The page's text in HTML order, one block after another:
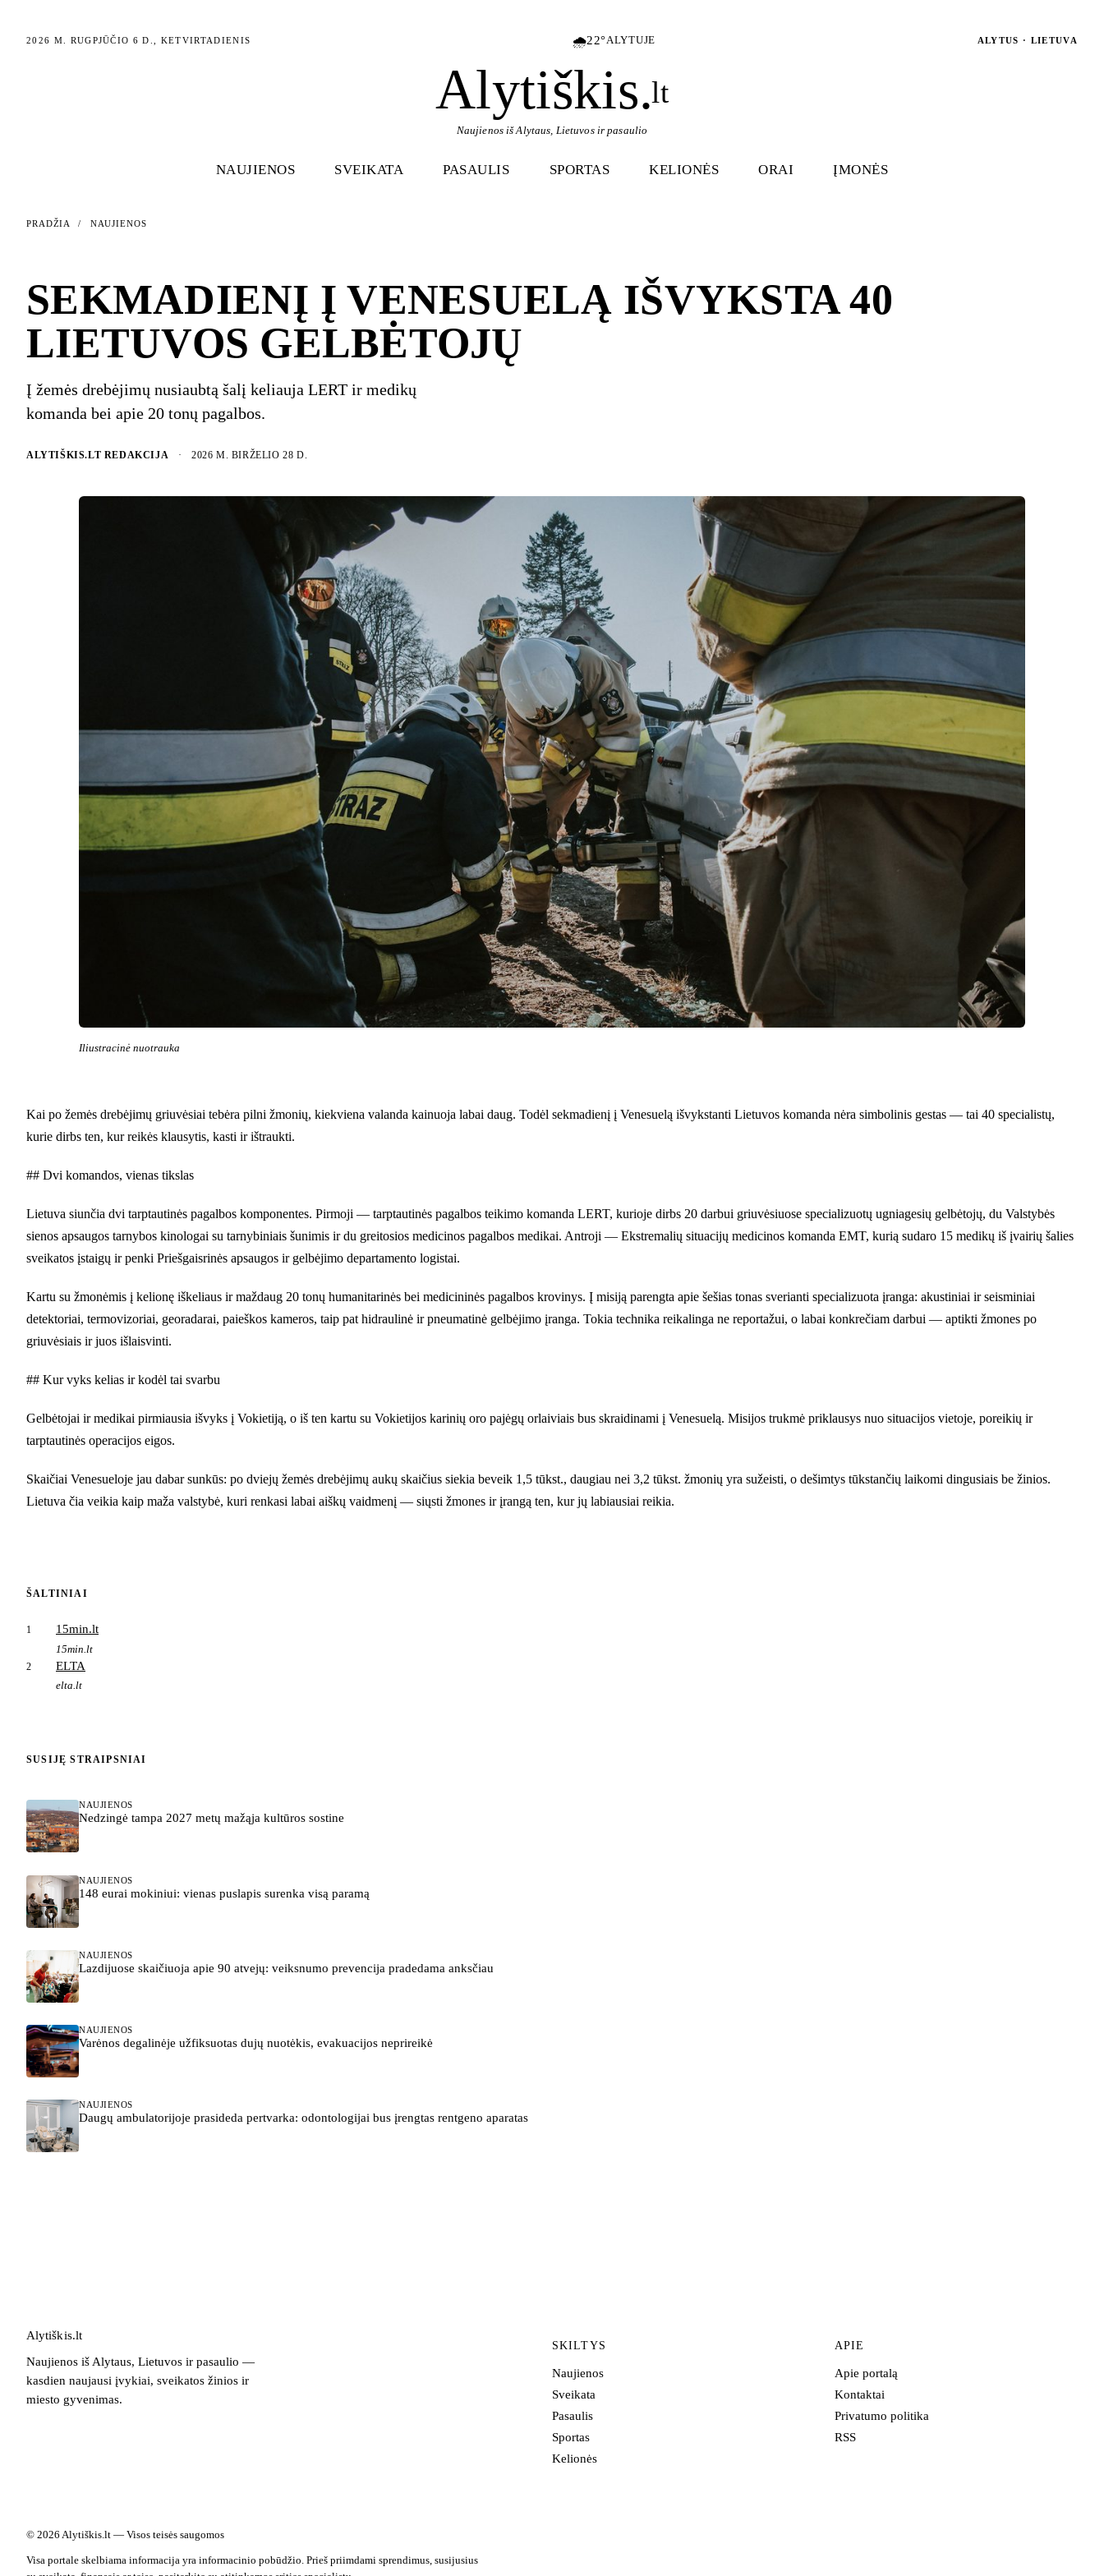
2026 M. RUGPJŪČIO 6 D., KETVIRTADIENIS 🌧️22°ALYTUJE ALYTUS · LIETUVA
Alytiškis.lt
Naujienos iš Alytaus, Lietuvos ir pasaulio
NAUJIENOS SVEIKATA PASAULIS SPORTAS KELIONĖS ORAI ĮMONĖS
PRADŽIA / NAUJIENOS
SEKMADIENĮ Į VENESUELĄ IŠVYKSTA 40
LIETUVOS GELBĖTOJŲ
Į žemės drebėjimų nusiaubtą šalį keliauja LERT ir medikų
komanda bei apie 20 tonų pagalbos.
ALYTIŠKIS.LT REDAKCIJA · 2026 M. BIRŽELIO 28 D.
Iliustracinė nuotrauka
Kai po žemės drebėjimų griuvėsiai tebėra pilni žmonių, kiekviena valanda kainuoja labai daug. Todėl sekmadienį į Venesuelą išvykstanti Lietuvos komanda nėra simbolinis gestas — tai 40 specialistų,
kurie dirbs ten, kur reikės klausytis, kasti ir ištraukti.
## Dvi komandos, vienas tikslas
Lietuva siunčia dvi tarptautinės pagalbos komponentes. Pirmoji — tarptautinės pagalbos teikimo komanda LERT, kurioje dirbs 20 darbui griuvėsiuose specializuotų ugniagesių gelbėtojų, du Valstybės
sienos apsaugos tarnybos kinologai su tarnybiniais šunimis ir du greitosios medicinos pagalbos medikai. Antroji — Ekstremalių situacijų medicinos komanda EMT, kurią sudaro 15 medikų iš įvairių šalies
sveikatos įstaigų ir penki Priešgaisrinės apsaugos ir gelbėjimo departamento logistai.
Kartu su žmonėmis į kelionę iškeliaus ir maždaug 20 tonų humanitarinės bei medicininės pagalbos krovinys. Į misiją parengta apie šešias tonas sverianti specializuota įranga: akustiniai ir seisminiai
detektoriai, termovizoriai, georadarai, paieškos kameros, taip pat hidraulinė ir pneumatinė gelbėjimo įranga. Tokia technika reikalinga ne reportažui, o labai konkrečiam darbui — aptikti žmones po
griuvėsiais ir juos išlaisvinti.
## Kur vyks kelias ir kodėl tai svarbu
Gelbėtojai ir medikai pirmiausia išvyks į Vokietiją, o iš ten kartu su Vokietijos karinių oro pajėgų orlaiviais bus skraidinami į Venesuelą. Misijos trukmė priklausys nuo situacijos vietoje, poreikių ir
tarptautinės operacijos eigos.
Skaičiai Venesueloje jau dabar sunkūs: po dviejų žemės drebėjimų aukų skaičius siekia beveik 1,5 tūkst., daugiau nei 3,2 tūkst. žmonių yra sužeisti, o dešimtys tūkstančių laikomi dingusiais be žinios.
Lietuva čia veikia kaip maža valstybė, kuri renkasi labai aiškų vaidmenį — siųsti žmones ir įrangą ten, kur jų labiausiai reikia.
ŠALTINIAI
1 15min.lt
15min.lt
2 ELTA
elta.lt
SUSIJĘ STRAIPSNIAI
NAUJIENOS
Nedzingė tampa 2027 metų mažąja kultūros sostine
NAUJIENOS
148 eurai mokiniui: vienas puslapis surenka visą paramą
NAUJIENOS
Lazdijuose skaičiuoja apie 90 atvejų: veiksnumo prevencija pradedama anksčiau
NAUJIENOS
Varėnos degalinėje užfiksuotas dujų nuotėkis, evakuacijos neprireikė
NAUJIENOS
Daugų ambulatorijoje prasideda pertvarka: odontologijai bus įrengtas rentgeno aparatas
Alytiškis.lt
Naujienos iš Alytaus, Lietuvos ir pasaulio —
kasdien naujausi įvykiai, sveikatos žinios ir
miesto gyvenimas.
SKILTYS
Naujienos
Sveikata
Pasaulis
Sportas
Kelionės
APIE
Apie portalą
Kontaktai
Privatumo politika
RSS
© 2026 Alytiškis.lt — Visos teisės saugomos
Visa portale skelbiama informacija yra informacinio pobūdžio. Prieš priimdami sprendimus, susijusius